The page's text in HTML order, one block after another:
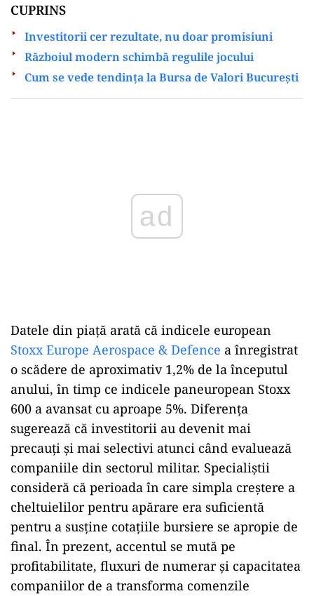
CUPRINS
Investitorii cer rezultate, nu doar promisiuni
Războiul modern schimbă regulile jocului
Cum se vede tendința la Bursa de Valori București
Datele din piață arată că indicele european
Stoxx Europe Aerospace & Defence a înregistrat
o scădere de aproximativ 1,2% de la începutul
anului, în timp ce indicele paneuropean Stoxx
600 a avansat cu aproape 5%. Diferența
sugerează că investitorii au devenit mai
precauți și mai selectivi atunci când evaluează
companiile din sectorul militar. Specialiștii
consideră că perioada în care simpla creștere a
cheltuielilor pentru apărare era suficientă
pentru a susține cotațiile bursiere se apropie de
final. În prezent, accentul se mută pe
profitabilitate, fluxuri de numerar și capacitatea
companiilor de a transforma comenzile